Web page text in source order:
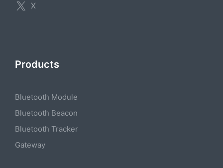
X
Products
Bluetooth Module
Bluetooth Beacon
Bluetooth Tracker
Gateway